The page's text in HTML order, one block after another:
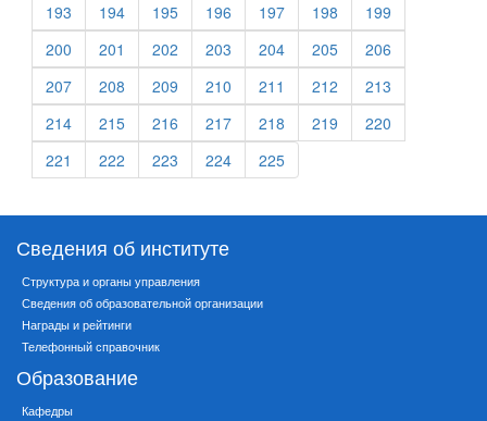
193
194 195 196 197 198
199
200
201 202 203 204 205
206
207
208 209 210 211 212
213
214
215 216 217 218 219
220
221
222 223 224 225
Сведения об институте
Структура и органы управления
Сведения об образовательной организации
Награды и рейтинги
Телефонный справочник
Образование
Кафедры